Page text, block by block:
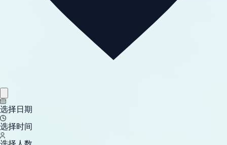
选择日期
选择时间